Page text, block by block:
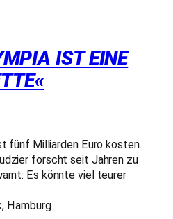
IST EINE
fünf Milliarden Euro kosten.
forscht seit Jahren zu
Es könnte viel teurer
Hamburg